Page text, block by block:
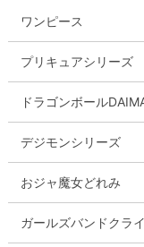
ワンピース
プリキュアシリーズ
ドラゴンボール
デジモンシリーズ
おジャ魔女どれみ
ガールズバンドクライ